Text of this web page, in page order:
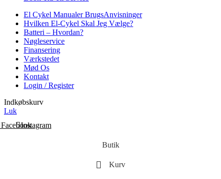
El Cykel Manualer BrugsAnvisninger
Hvilken El-Cykel Skal Jeg Vælge?
Batteri – Hvordan?
Nøgleservice
Finansering
Værkstedet
Mød Os
Kontakt
Login / Register
Indkøbskurv
Luk
FacebookInstagram
Butik
Kurv